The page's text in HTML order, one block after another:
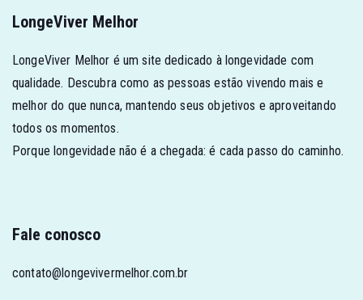
LongeViver Melhor
LongeViver Melhor é um site dedicado à longevidade com
qualidade. Descubra como as pessoas estão vivendo mais e
melhor do que nunca, mantendo seus objetivos e aproveitando
todos os momentos.
Porque longevidade não é a chegada: é cada passo do caminho.
Fale conosco
contato@longevivermelhor.com.br